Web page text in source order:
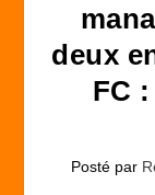
deux
FC
Posté par